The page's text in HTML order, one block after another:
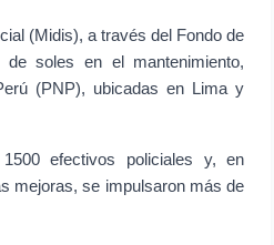
(Midis), a través del Fondo de
soles en el mantenimiento,
(PNP), ubicadas en Lima y
efectivos policiales y, en
mejoras, se impulsaron más de